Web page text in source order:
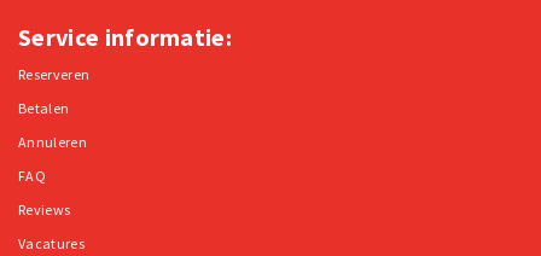
Service informatie:
Reserveren
Betalen
Annuleren
FAQ
Reviews
Vacatures